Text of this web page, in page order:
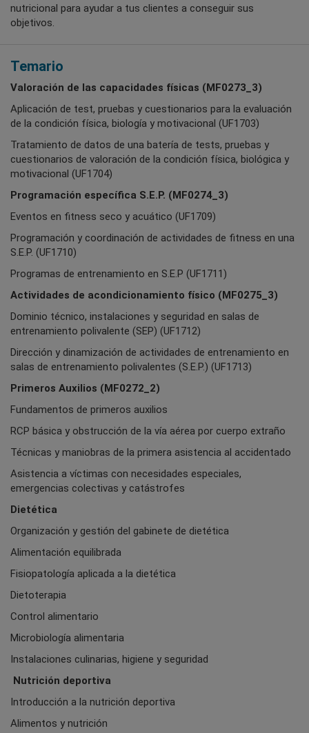
nutricional para ayudar a tus clientes a conseguir sus
objetivos.
Temario
Valoración de las capacidades físicas (MF0273_3)
Aplicación de test, pruebas y cuestionarios para la evaluación
de la condición física, biología y motivacional (UF1703)
Tratamiento de datos de una batería de tests, pruebas y
cuestionarios de valoración de la condición física, biológica y
motivacional (UF1704)
Programación específica S.E.P. (MF0274_3)
Eventos en fitness seco y acuático (UF1709)
Programación y coordinación de actividades de fitness en una
S.E.P. (UF1710)
Programas de entrenamiento en S.E.P (UF1711)
Actividades de acondicionamiento físico (MF0275_3)
Dominio técnico, instalaciones y seguridad en salas de
entrenamiento polivalente (SEP) (UF1712)
Dirección y dinamización de actividades de entrenamiento en
salas de entrenamiento polivalentes (S.E.P.) (UF1713)
Primeros Auxilios (MF0272_2)
Fundamentos de primeros auxilios
RCP básica y obstrucción de la vía aérea por cuerpo extraño
Técnicas y maniobras de la primera asistencia al accidentado
Asistencia a víctimas con necesidades especiales,
emergencias colectivas y catástrofes
Dietética
Organización y gestión del gabinete de dietética
Alimentación equilibrada
Fisiopatología aplicada a la dietética
Dietoterapia
Control alimentario
Microbiología alimentaria
Instalaciones culinarias, higiene y seguridad
Nutrición deportiva
Introducción a la nutrición deportiva
Alimentos y nutrición